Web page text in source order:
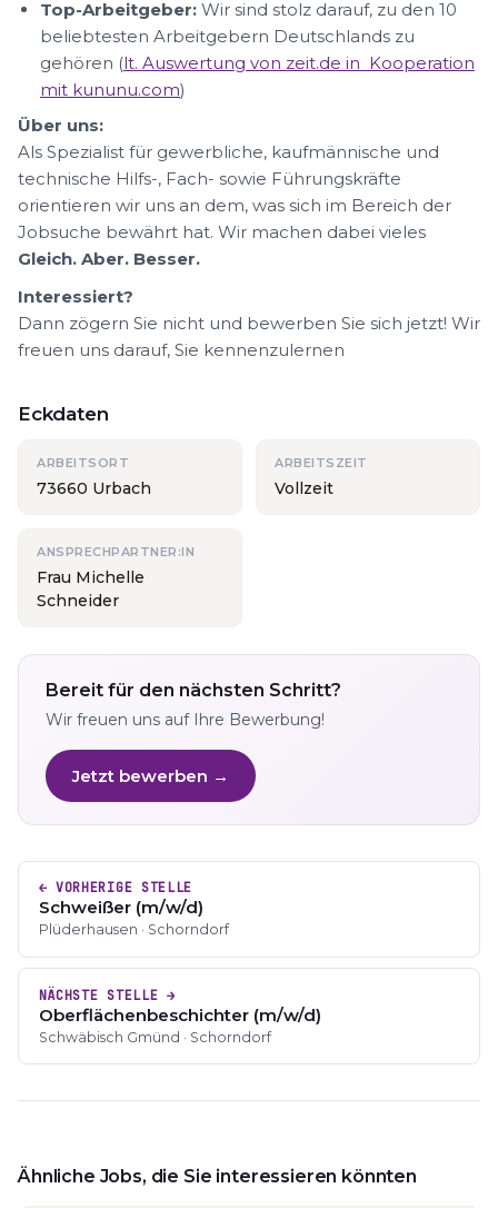
Top-Arbeitgeber: Wir sind stolz darauf, zu den 10
beliebtesten Arbeitgebern Deutschlands zu
gehören (lt. Auswertung von zeit.de in Kooperation
mit kununu.com)
Über uns:
Als Spezialist für gewerbliche, kaufmännische und
technische Hilfs-, Fach- sowie Führungskräfte
orientieren wir uns an dem, was sich im Bereich der
Jobsuche bewährt hat. Wir machen dabei vieles
Gleich. Aber. Besser.
Interessiert?
Dann zögern Sie nicht und bewerben Sie sich jetzt! Wir
freuen uns darauf, Sie kennenzulernen
Eckdaten
ARBEITSORT
73660 Urbach
ARBEITSZEIT
Vollzeit
ANSPRECHPARTNER:IN
Frau Michelle
Schneider
Bereit für den nächsten Schritt?
Wir freuen uns auf Ihre Bewerbung!
Jetzt bewerben →
← VORHERIGE STELLE
Schweißer (m/w/d)
Plüderhausen · Schorndorf
NÄCHSTE STELLE →
Oberflächenbeschichter (m/w/d)
Schwäbisch Gmünd · Schorndorf
Ähnliche Jobs, die Sie interessieren könnten